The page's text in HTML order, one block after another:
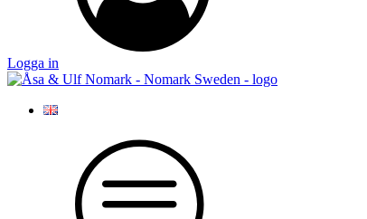
Logga in